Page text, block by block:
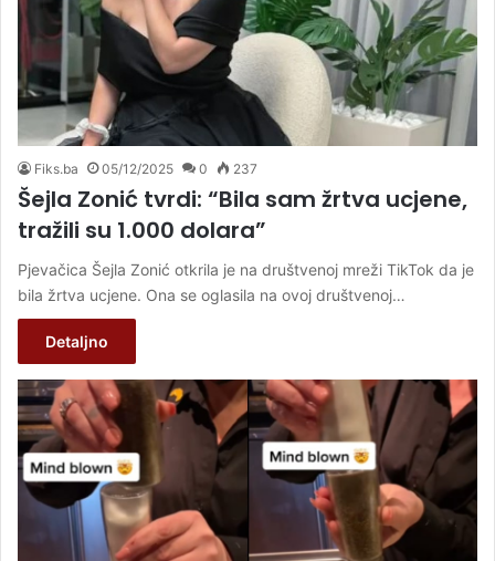
Fiks.ba 05/12/2025 0 237
Šejla Zonić tvrdi: “Bila sam žrtva ucjene,
tražili su 1.000 dolara”
Pjevačica Šejla Zonić otkrila je na društvenoj mreži TikTok da je
bila žrtva ucjene. Ona se oglasila na ovoj društvenoj…
Detaljno